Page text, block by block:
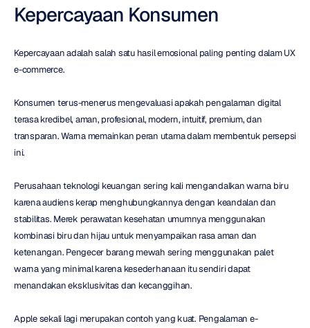
Kepercayaan Konsumen
Kepercayaan adalah salah satu hasil emosional paling penting dalam UX
e-commerce.
Konsumen terus-menerus mengevaluasi apakah pengalaman digital
terasa kredibel, aman, profesional, modern, intuitif, premium, dan
transparan. Warna memainkan peran utama dalam membentuk persepsi
ini.
Perusahaan teknologi keuangan sering kali mengandalkan warna biru
karena audiens kerap menghubungkannya dengan keandalan dan
stabilitas. Merek perawatan kesehatan umumnya menggunakan
kombinasi biru dan hijau untuk menyampaikan rasa aman dan
ketenangan. Pengecer barang mewah sering menggunakan palet
warna yang minimal karena kesederhanaan itu sendiri dapat
menandakan eksklusivitas dan kecanggihan.
Apple sekali lagi merupakan contoh yang kuat. Pengalaman e-